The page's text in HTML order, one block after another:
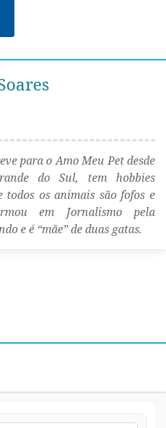
para o Amo Meu Pet desde
do Sul, tem hobbies
os animais são fofos e
em Jornalismo pela
e é “mãe” de duas gatas.